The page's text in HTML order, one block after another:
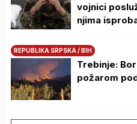
vojnici
njima
REPUBLIKA SRPSKA / BIH
Trebinje:
požarom